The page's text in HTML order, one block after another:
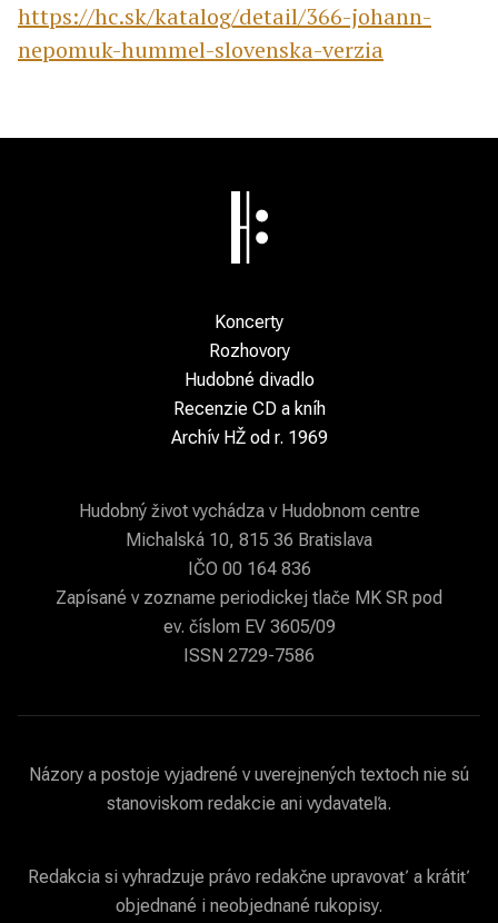
https://hc.sk/katalog/detail/366-johann-
nepomuk-hummel-slovenska-verzia
Koncerty
Rozhovory
Hudobné divadlo
Recenzie CD a kníh
Archív HŽ od r. 1969
Hudobný život vychádza v Hudobnom centre
Michalská 10, 815 36 Bratislava
IČO 00 164 836
Zapísané v zozname periodickej tlače MK SR pod
ev. číslom EV 3605/09
ISSN 2729-7586
Názory a postoje vyjadrené v uverejnených textoch nie sú
stanoviskom redakcie ani vydavateľa.
Redakcia si vyhradzuje právo redakčne upravovať a krátiť
objednané i neobjednané rukopisy.